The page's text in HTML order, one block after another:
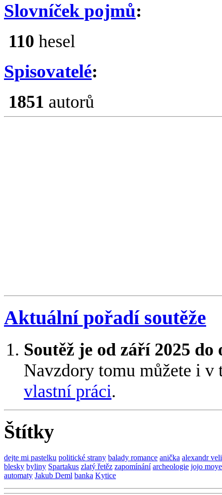
Slovníček pojmů:
110 hesel
Spisovatelé:
1851 autorů
Aktuální pořadí soutěže
Soutěž je od září 2025
Navzdory tomu můžete i v
vlastní práci.
Štítky
dejte mi pastelku politické strany balady romance anička alexandr
blesky byliny Spartakus zlatý řetěz zapomínání archeologie jojo
automaty Jakub Deml banka Kytice